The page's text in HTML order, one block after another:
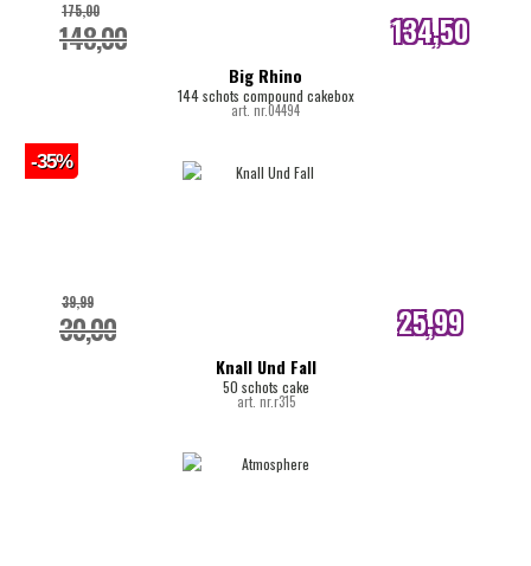
Big Rhino
144 schots compound cakebox
art. nr.04494
148,00
175,00 134,50
internetprijs
Knall Und Fall
50 schots cake
art. nr.r315
30,00
39,99 25,99
internetprijs
-35%